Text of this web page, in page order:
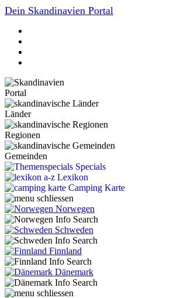
Dein Skandinavien Portal
Portal
Länder
Regionen
Gemeinden
Specials
Lexikon
Camping Karte
Norwegen
Schweden
Finnland
Dänemark